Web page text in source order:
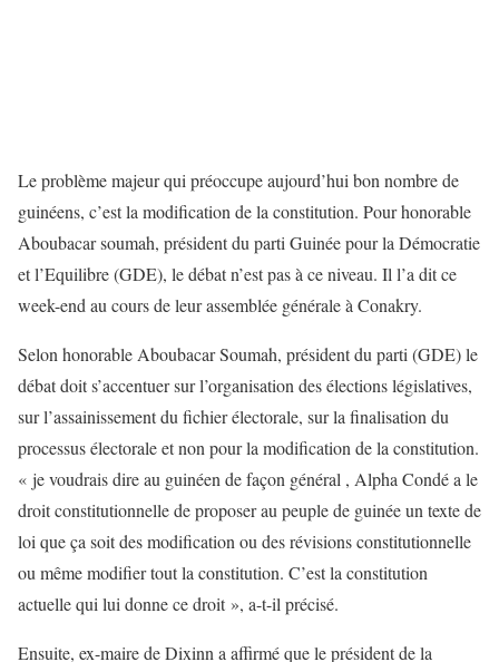
Le problème majeur qui préoccupe aujourd’hui bon nombre de
guinéens, c’est la modification de la constitution. Pour honorable
Aboubacar soumah, président du parti Guinée pour la Démocratie
et l’Equilibre (GDE), le débat n’est pas à ce niveau. Il l’a dit ce
week-end au cours de leur assemblée générale à Conakry.
Selon honorable Aboubacar Soumah, président du parti (GDE) le
débat doit s’accentuer sur l’organisation des élections législatives,
sur l’assainissement du fichier électorale, sur la finalisation du
processus électorale et non pour la modification de la constitution.
« je voudrais dire au guinéen de façon général , Alpha Condé a le
droit constitutionnelle de proposer au peuple de guinée un texte de
loi que ça soit des modification ou des révisions constitutionnelle
ou même modifier tout la constitution. C’est la constitution
actuelle qui lui donne ce droit », a-t-il précisé.
Ensuite, ex-maire de Dixinn a affirmé que le président de la